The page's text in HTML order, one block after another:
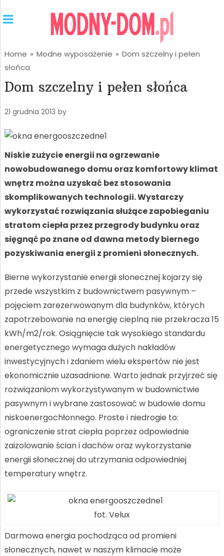
Home » Modne wyposażenie » Dom szczelny i pełen
słońca
Dom szczelny i pełen słońca
21 grudnia 2013 by
Niskie zużycie energii na ogrzewanie
nowobudowanego domu oraz komfortowy klimat
wnętrz można uzyskać bez stosowania
skomplikowanych technologii. Wystarczy
wykorzystać rozwiązania służące zapobieganiu
stratom ciepła przez przegrody budynku oraz
sięgnąć po znane od dawna metody biernego
pozyskiwania energii z promieni słonecznych.
Bierne wykorzystanie energii słonecznej kojarzy się
przede wszystkim z budownictwem pasywnym –
pojęciem zarezerwowanym dla budynków, których
zapotrzebowanie na energię cieplną nie przekracza 15
kWh/m2/rok. Osiągnięcie tak wysokiego standardu
energetycznego wymaga dużych nakładów
inwestycyjnych i zdaniem wielu ekspertów nie jest
ekonomicznie uzasadnione. Warto jednak przyjrzeć się
rozwiązaniom wykorzystywanym w budownictwie
pasywnym i wybrane zastosować w budowie domu
niskoenergochłonnego. Proste i niedrogie to:
ograniczenie strat ciepła poprzez odpowiednie
zaizolowanie ścian i dachów oraz wykorzystanie
energii słonecznej do utrzymania odpowiedniej
temperatury wnętrz.
fot. Velux
Darmowa energia pochodząca od promieni
słonecznych, nawet w naszym klimacie może